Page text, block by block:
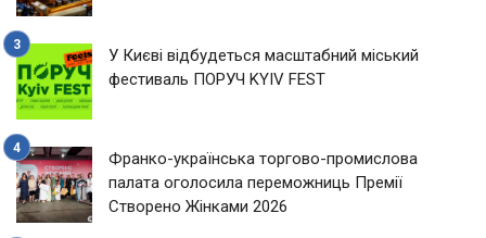
У Києві відбудеться масштабний міський
фестиваль ПОРУЧ KYIV FEST
Франко-українська торгово-промислова
палата оголосила переможниць Премії
Створено Жінками 2026